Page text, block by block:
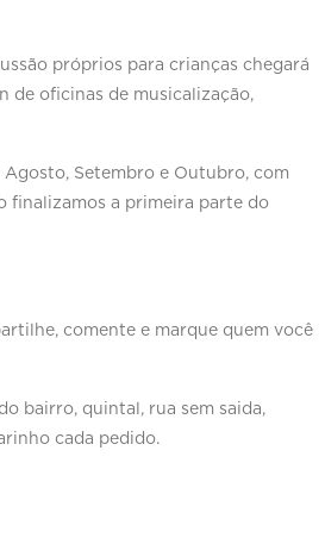
próprios para crianças chegará
de oficinas de musicalização,
Agosto, Setembro e Outubro, com
finalizamos a primeira parte do
comente e marque quem você
bairro, quintal, rua sem saida,
cada pedido.